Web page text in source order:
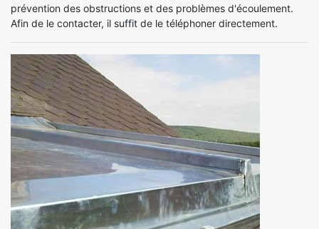
prévention des obstructions et des problèmes d'écoulement.
Afin de le contacter, il suffit de le téléphoner directement.